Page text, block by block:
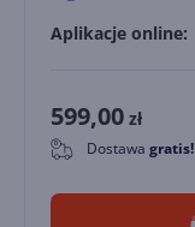
Aplikacje online:
599,00 zł
0 Dostawa gratis!